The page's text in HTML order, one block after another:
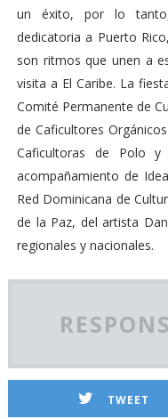
un éxito, por lo
dedicatoria a Puerto
son ritmos que unen a
visita a El Caribe. La
Comité Permanente de
de Caficultores
Caficultoras de Polo
acompañamiento de
Red Dominicana de
de la Paz, del artista
regionales y nacionales.
TWEET